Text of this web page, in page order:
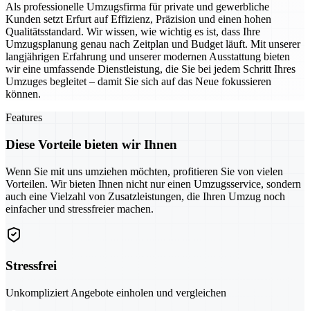
Als professionelle Umzugsfirma für private und gewerbliche
Kunden setzt Erfurt auf Effizienz, Präzision und einen hohen
Qualitätsstandard. Wir wissen, wie wichtig es ist, dass Ihre
Umzugsplanung genau nach Zeitplan und Budget läuft. Mit unserer
langjährigen Erfahrung und unserer modernen Ausstattung bieten
wir eine umfassende Dienstleistung, die Sie bei jedem Schritt Ihres
Umzuges begleitet – damit Sie sich auf das Neue fokussieren
können.
Features
Diese Vorteile bieten wir Ihnen
Wenn Sie mit uns umziehen möchten, profitieren Sie von vielen
Vorteilen. Wir bieten Ihnen nicht nur einen Umzugsservice, sondern
auch eine Vielzahl von Zusatzleistungen, die Ihren Umzug noch
einfacher und stressfreier machen.
Stressfrei
Unkompliziert Angebote einholen und vergleichen